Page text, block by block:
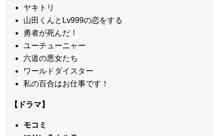
ヤキトリ
山田くんとLv999の恋をする
勇者が死んだ！
ユーチューニャー
六道の悪女たち
ワールドダイスター
私の百合はお仕事です！
【ドラマ】
モコミ